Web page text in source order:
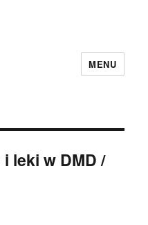
MENU
i leki w DMD /